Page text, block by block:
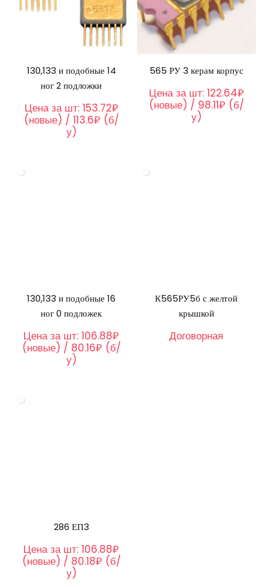
130,133 и подобные 14
ног 2 подложки
Цена за шт: 153.72₽
(новые) / 113.6₽ (б/
у)
565 РУ 3 керам корпус
Цена за шт: 122.64₽
(новые) / 98.11₽ (б/
у)
130,133 и подобные 16
ног 0 подложек
Цена за шт:106.88₽
(новые) / 80.16₽ (б/
у)
К565РУ5б с желтой
крышкой
Договорная
286 ЕП3
Цена за шт:106.88₽
(новые) / 80.18₽ (б/
у)